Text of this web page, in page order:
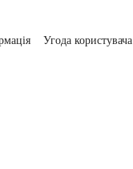
Угода користувача